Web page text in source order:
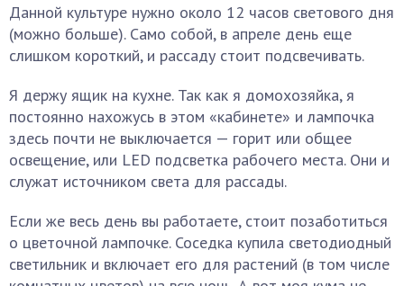
Данной культуре нужно около 12 часов светового дня
(можно больше). Само собой, в апреле день еще
слишком короткий, и рассаду стоит подсвечивать.
Я держу ящик на кухне. Так как я домохозяйка, я
постоянно нахожусь в этом «кабинете» и лампочка
здесь почти не выключается — горит или общее
освещение, или LED подсветка рабочего места. Они и
служат источником света для рассады.
Если же весь день вы работаете, стоит позаботиться
о цветочной лампочке. Соседка купила светодиодный
светильник и включает его для растений (в том числе